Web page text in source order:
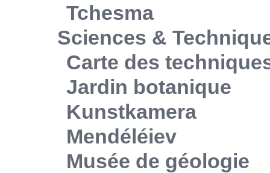
Tchesma
Sciences &
Carte des
Jardin botanique
Kunstkamera
Mendéléiev
Musée de géologie